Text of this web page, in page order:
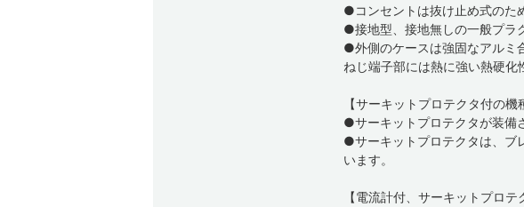
●コンセントは抜け止め式のた
●接地型、接地無しの一般プラ
●外側のケースは強固なアルミ
ねじ端子部には熱に強い熱硬化
【サーキットプロテクタ付の機
●サーキットプロテクタが装備
●サーキットプロテクタは、ブ
います。
【電流計付、サーキットプロテ